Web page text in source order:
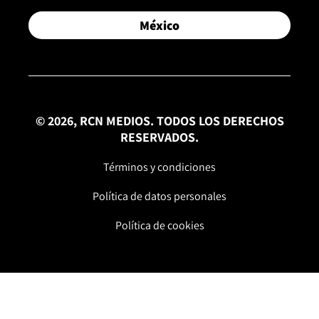
México
© 2026, RCN MEDIOS. TODOS LOS DERECHOS
RESERVADOS.
Términos y condiciones
Política de datos personales
Política de cookies